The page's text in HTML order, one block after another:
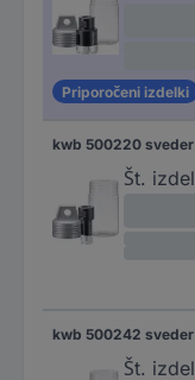
Priporočeni izdelki
Št.
Št.